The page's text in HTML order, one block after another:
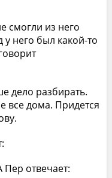
смогли из него
у него был какой-то
дело разбирать.
все дома. Придется
отвечает: